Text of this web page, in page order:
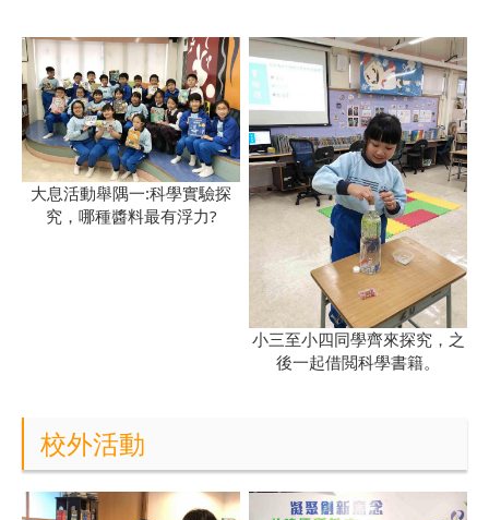
大息活動舉隅一:科學實驗探
究，哪種醬料最有浮力?
小三至小四同學齊來探究，之
後一起借閲科學書籍。
校外活動